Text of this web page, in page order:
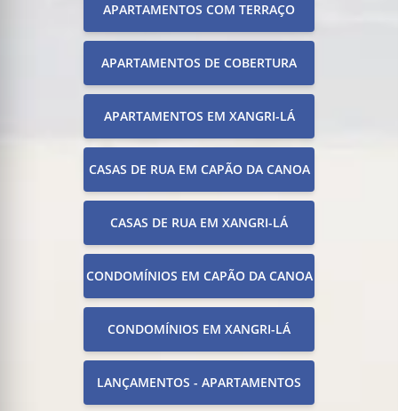
APARTAMENTOS COM TERRAÇO
APARTAMENTOS DE COBERTURA
APARTAMENTOS EM XANGRI-LÁ
CASAS DE RUA EM CAPÃO DA CANOA
CASAS DE RUA EM XANGRI-LÁ
CONDOMÍNIOS EM CAPÃO DA CANOA
CONDOMÍNIOS EM XANGRI-LÁ
LANÇAMENTOS - APARTAMENTOS